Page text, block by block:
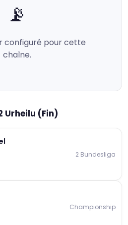
📡
configuré pour cette
chaîne.
Urheilu (Fin)
2 Bundesliga
Championship